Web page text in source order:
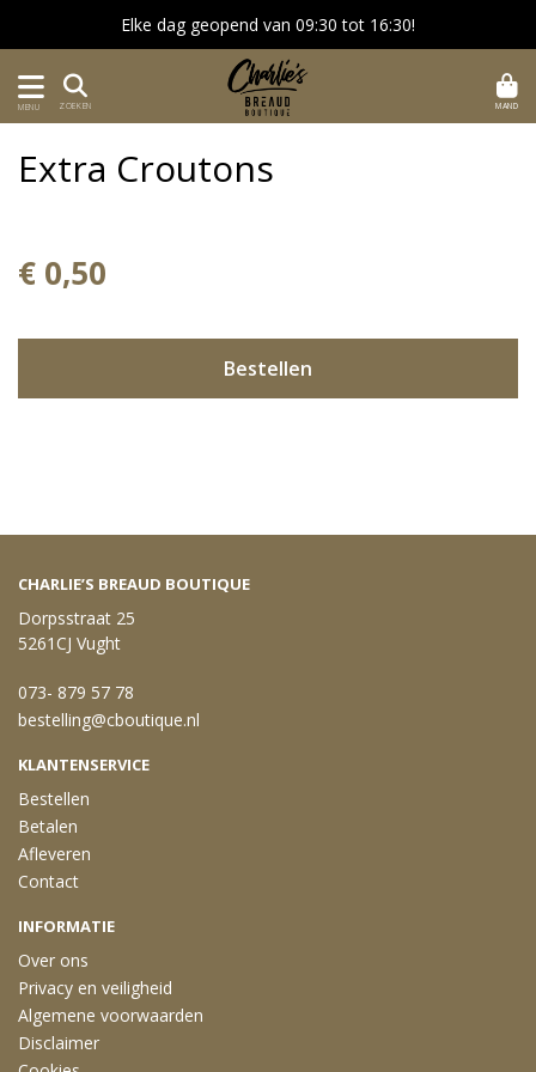
Elke dag geopend van 09:30 tot 16:30!
MENU ZOEKEN MAND
Extra Croutons
€ 0,50
Bestellen
CHARLIE’S BREAUD BOUTIQUE
Dorpsstraat 25
5261CJ Vught
073- 879 57 78
bestelling@cboutique.nl
KLANTENSERVICE
Bestellen
Betalen
Afleveren
Contact
INFORMATIE
Over ons
Privacy en veiligheid
Algemene voorwaarden
Disclaimer